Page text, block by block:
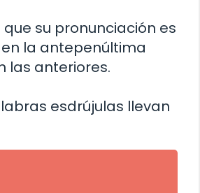
que su pronunciación es
la antepenúltima
las anteriores.
esdrújulas llevan